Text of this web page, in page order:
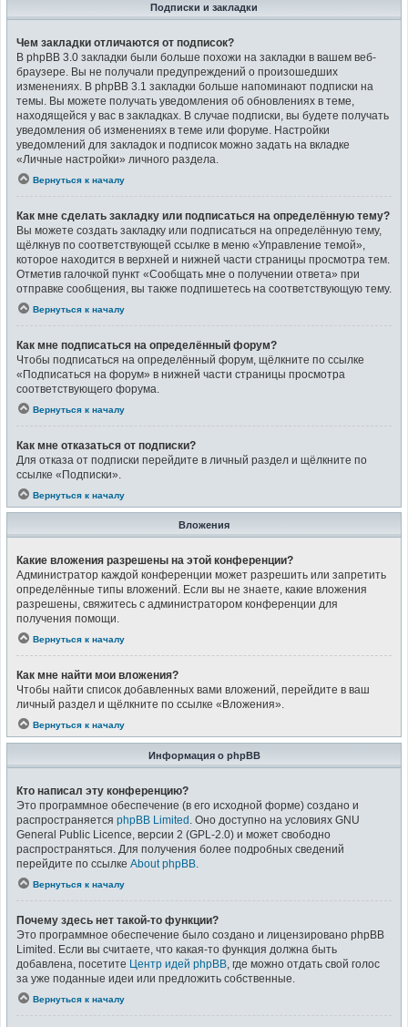
Подписки и закладки
Чем закладки отличаются от подписок?
В phpBB 3.0 закладки были больше похожи на закладки в вашем веб-
браузере. Вы не получали предупреждений о произошедших
изменениях. В phpBB 3.1 закладки больше напоминают подписки на
темы. Вы можете получать уведомления об обновлениях в теме,
находящейся у вас в закладках. В случае подписки, вы будете получать
уведомления об изменениях в теме или форуме. Настройки
уведомлений для закладок и подписок можно задать на вкладке
«Личные настройки» личного раздела.
Вернуться к началу
Как мне сделать закладку или подписаться на определённую тему?
Вы можете создать закладку или подписаться на определённую тему,
щёлкнув по соответствующей ссылке в меню «Управление темой»,
которое находится в верхней и нижней части страницы просмотра тем.
Отметив галочкой пункт «Сообщать мне о получении ответа» при
отправке сообщения, вы также подпишетесь на соответствующую тему.
Вернуться к началу
Как мне подписаться на определённый форум?
Чтобы подписаться на определённый форум, щёлкните по ссылке
«Подписаться на форум» в нижней части страницы просмотра
соответствующего форума.
Вернуться к началу
Как мне отказаться от подписки?
Для отказа от подписки перейдите в личный раздел и щёлкните по
ссылке «Подписки».
Вернуться к началу
Вложения
Какие вложения разрешены на этой конференции?
Администратор каждой конференции может разрешить или запретить
определённые типы вложений. Если вы не знаете, какие вложения
разрешены, свяжитесь с администратором конференции для
получения помощи.
Вернуться к началу
Как мне найти мои вложения?
Чтобы найти список добавленных вами вложений, перейдите в ваш
личный раздел и щёлкните по ссылке «Вложения».
Вернуться к началу
Информация о phpBB
Кто написал эту конференцию?
Это программное обеспечение (в его исходной форме) создано и
распространяется phpBB Limited . Оно доступно на условиях GNU
General Public Licence, версии 2 (GPL-2.0) и может свободно
распространяться. Для получения более подробных сведений
перейдите по ссылке About phpBB
Вернуться к началу
Почему здесь нет такой-то функции?
Это программное обеспечение было создано и лицензировано phpBB
Limited. Если вы считаете, что какая-то функция должна быть
добавлена, посетите Центр идей phpBB , где можно отдать свой голос
за уже поданные идеи или предложить собственные.
Вернуться к началу